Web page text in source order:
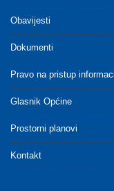
Obavijesti
Dokumenti
Pravo na pristup
Glasnik Općine
Prostorni planovi
Kontakt